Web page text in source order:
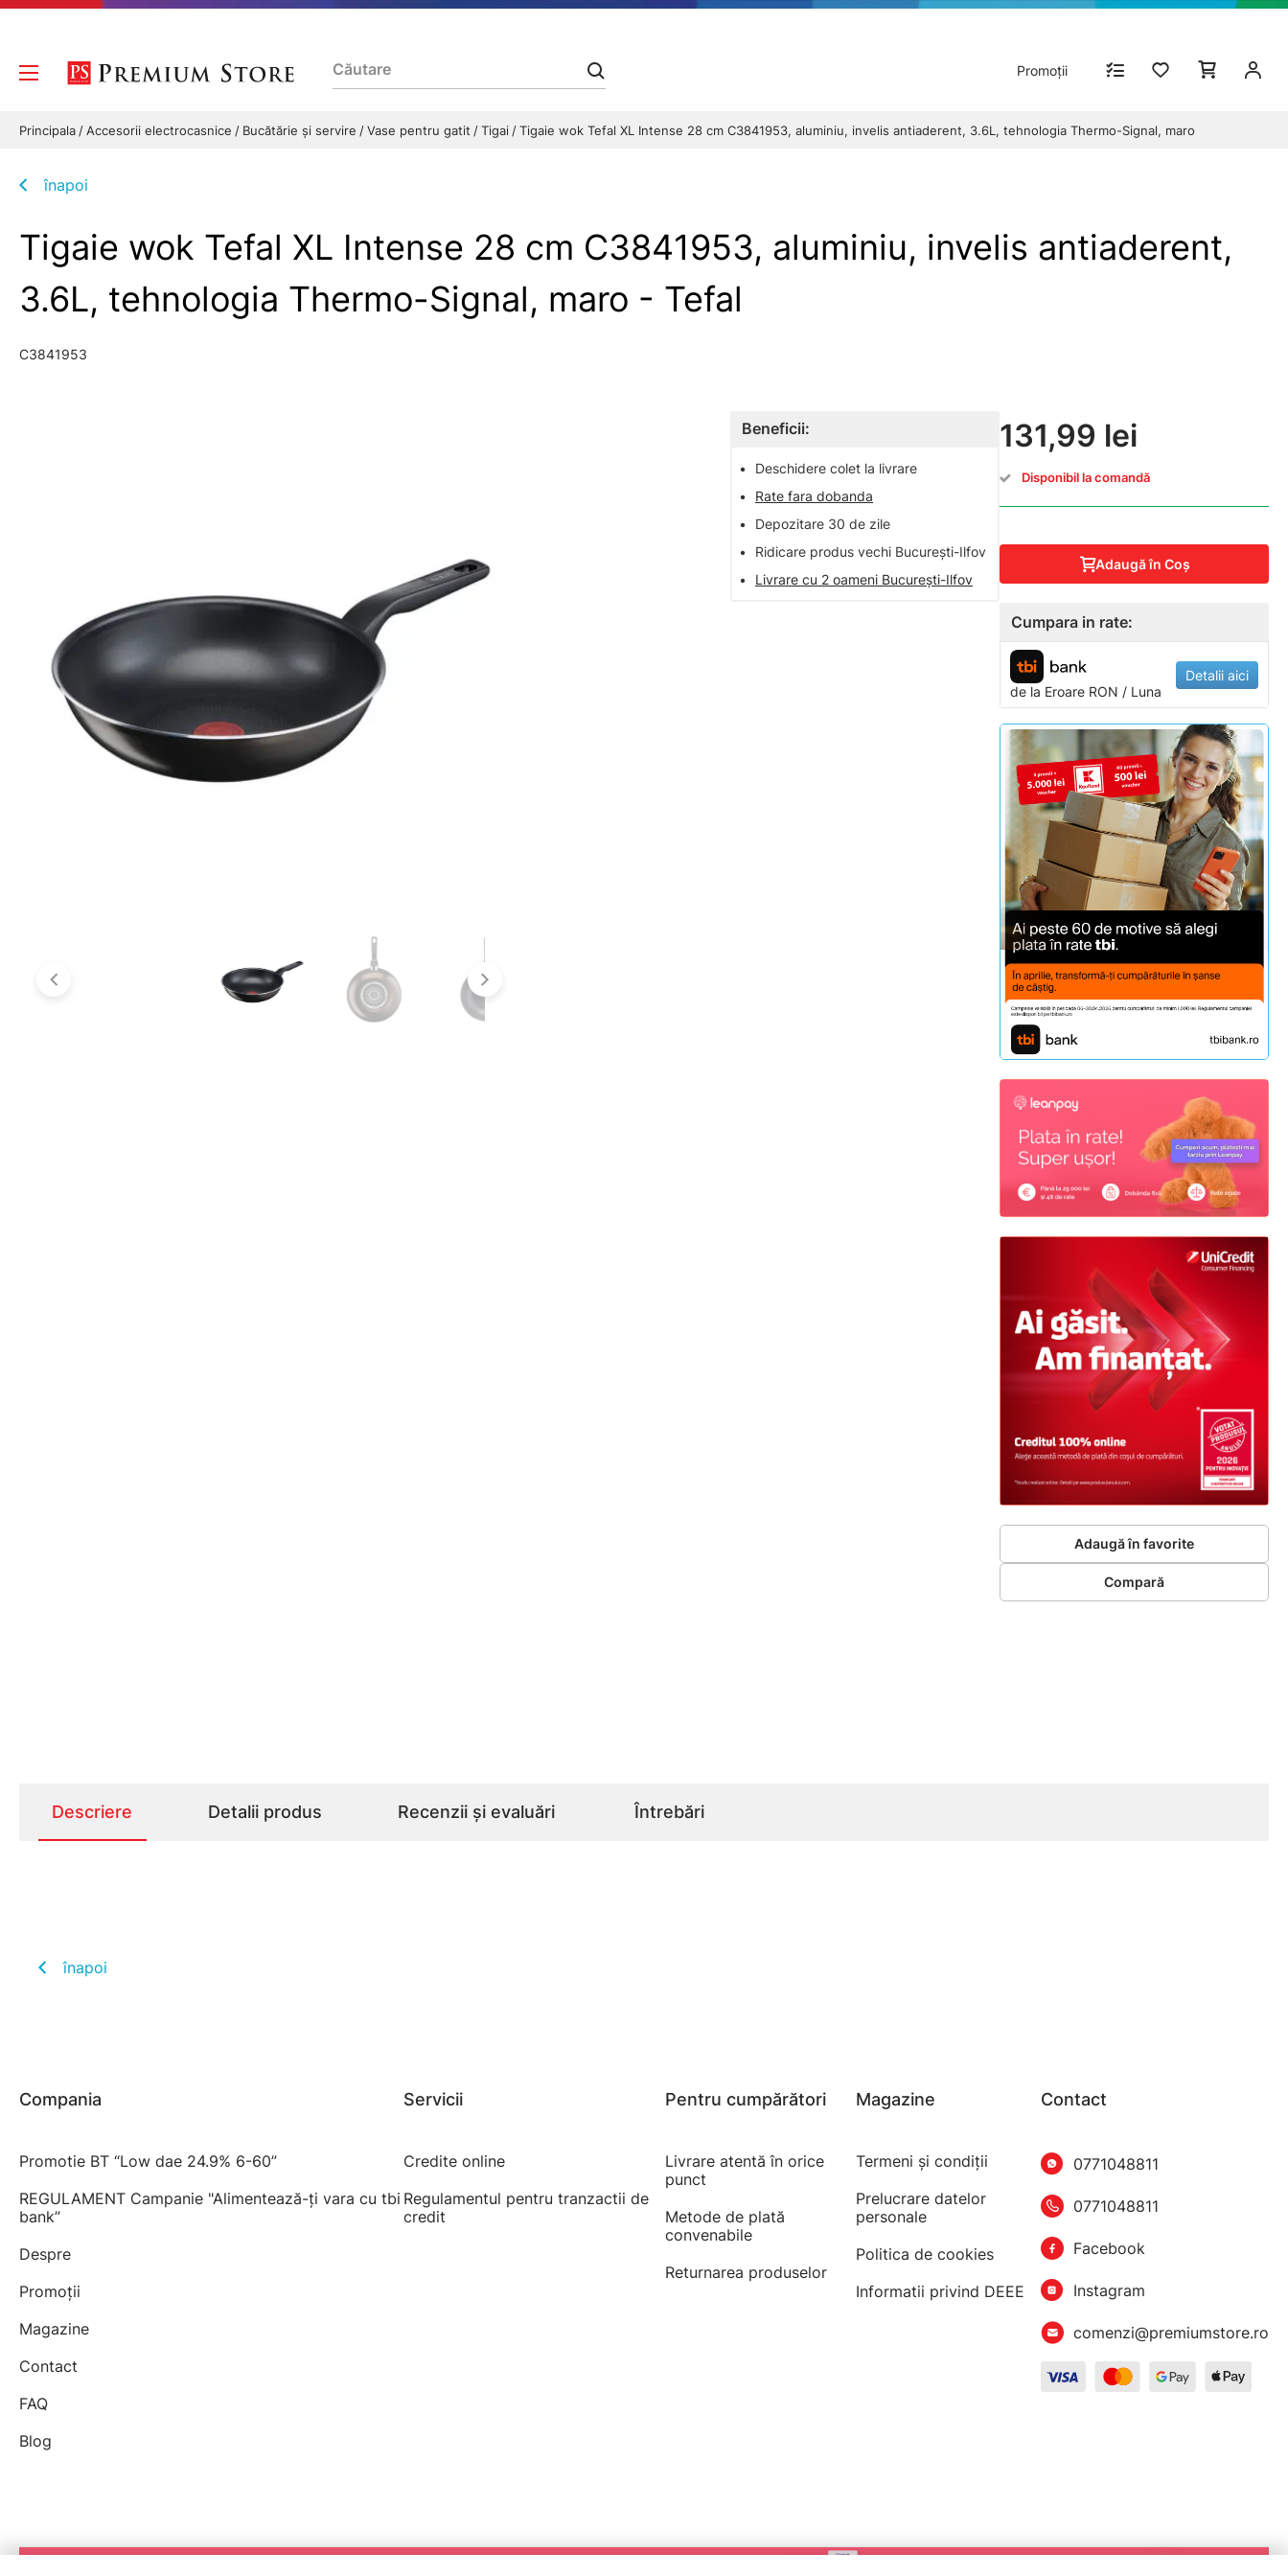
Promoții
Principala Accesorii electrocasnice Bucătărie și servire Vase pentru gatit Tigai Tigaie wok Tefal XL Intense 28 cm C3841953, aluminiu, invelis antiaderent, 3.6L, tehnologia Thermo-Signal, maro
înapoi
Tigaie wok Tefal XL Intense 28 cm C3841953, aluminiu, invelis antiaderent,
3.6L, tehnologia Thermo-Signal, maro - Tefal
C3841953
Beneficii:
•
Deschidere colet la livrare
•
Rate fara dobanda
•
Depozitare 30 de zile
•
Ridicare produs vechi București-Ilfov
•
Livrare cu 2 oameni București-Ilfov
131,99 lei
Disponibil la comandă
Adaugă în Coş
Cumpara in rate:
de la Eroare RON / Luna
Detalii aici
Adaugă în favorite
Compară
Descriere Detalii produs Recenzii și evaluări Întrebări
înapoi
Compania
Promotie BT “Low dae 24.9% 6-60”
REGULAMENT Campanie "Alimentează-ți vara cu tbi
bank”
Despre
Promoții
Magazine
Contact
FAQ
Blog
Servicii
Credite online
Regulamentul pentru tranzactii de
credit
Pentru cumpărători
Livrare atentă în orice
punct
Metode de plată
convenabile
Returnarea produselor
Magazine
Termeni şi condiţii
Prelucrare datelor
personale
Politica de cookies
Informatii privind DEEE
Contact
0771048811
0771048811
Facebook
Instagram
comenzi@premiumstore.ro